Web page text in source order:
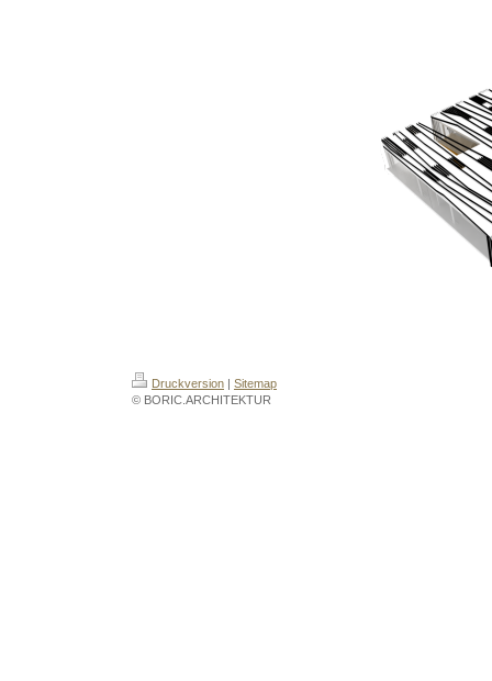
Druckversion | Sitemap
© BORIC.ARCHITEKTUR